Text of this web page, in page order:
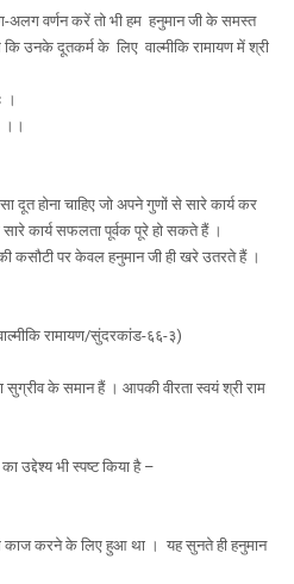
वर्णन करें तो भी हम हनुमान जी के समस्त
उनके दूतकर्म के लिए वाल्मीकि रामायण में श्री
।
।।
दूत होना चाहिए जो अपने गुणों से सारे कार्य कर
कार्य सफलता पूर्वक पूरे हो सकते हैं ।
कसौटी पर केवल हनुमान जी ही खरे उतरते हैं ।
रामायण/सुंदरकांड-६६-३)
सुग्रीव के समान हैं । आपकी वीरता स्वयं श्री राम
उद्देश्य भी स्पष्ट किया है –
काज करने के लिए हुआ था । यह सुनते ही हनुमान